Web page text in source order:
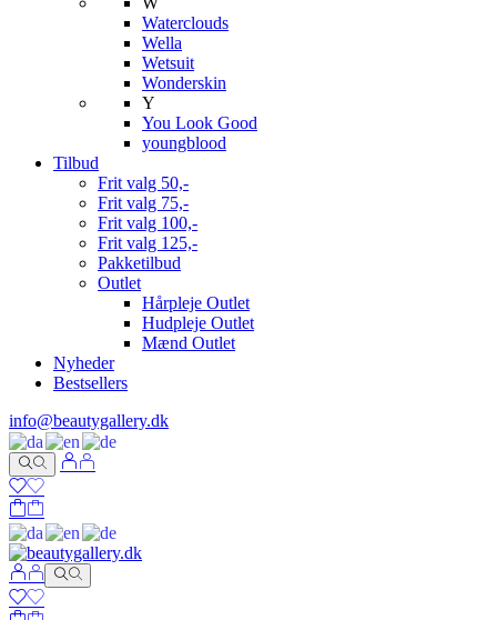
Waterclouds
Wella
Wetsuit
Wonderskin
Y
You Look Good
youngblood
Tilbud
Frit valg 50,-
Frit valg 75,-
Frit valg 100,-
Frit valg 125,-
Pakketilbud
Outlet
Hårpleje Outlet
Hudpleje Outlet
Mænd Outlet
Nyheder
Bestsellers
info@beautygallery.dk